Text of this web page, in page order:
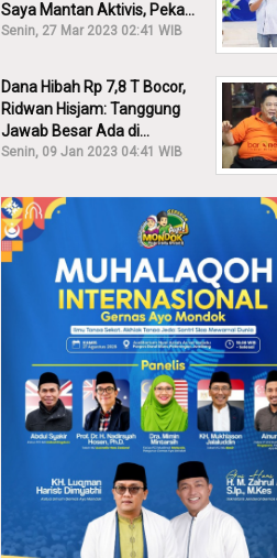
Saya Mantan Aktivis, Peka
Sekali Kalau Ada yang
Senin, 27 Mar 2023 02:41 WIB
Dana Hibah Rp 7,8 T Bocor,
Ridwan Hisjam: Tanggung
Jawab Besar Ada di
Pemprov, Bukan DPRD Jatim!
Senin, 09 Jan 2023 04:41 WIB